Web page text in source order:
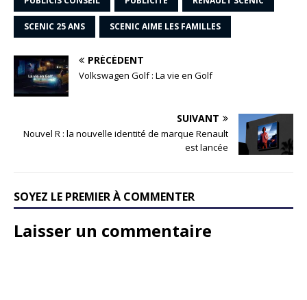
SCENIC 25 ANS SCENIC AIME LES FAMILLES
PRÉCÉDENT
Volkswagen Golf : La vie en Golf
SUIVANT
Nouvel R : la nouvelle identité de marque Renault
est lancée
SOYEZ LE PREMIER À COMMENTER
Laisser un commentaire